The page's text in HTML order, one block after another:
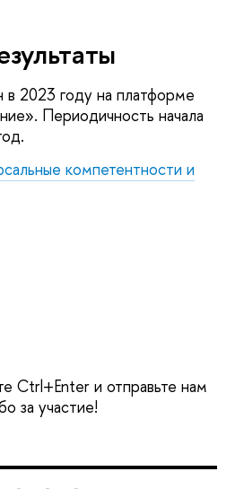
в 2023 году на платформе
Периодичность начала
компетентности и
Ctrl+Enter и отправьте нам
за участие!